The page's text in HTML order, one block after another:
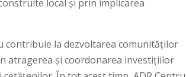
local și prin implicarea
contribuie la dezvoltarea comunităților
atragerea și coordonarea investițiilor